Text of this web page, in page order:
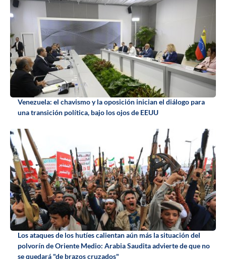
Venezuela: el chavismo y la oposición inician el diálogo para
una transición política, bajo los ojos de EEUU
Los ataques de los hutíes calientan aún más la situación del
polvorín de Oriente Medio: Arabia Saudita advierte de que no
se quedará "de brazos cruzados"